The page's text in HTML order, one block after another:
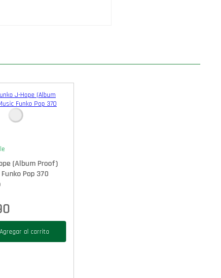
(Album Proof)
Pop 370
Agregar al carrito